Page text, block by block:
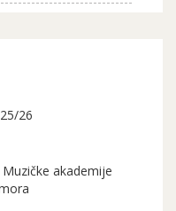
26
akademije